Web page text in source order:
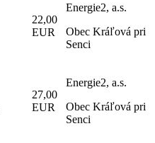
22,00
EUR
Energie2, a.s.
Obec Kráľová pri
Senci
27,00
EUR
Energie2, a.s.
Obec Kráľová pri
Senci